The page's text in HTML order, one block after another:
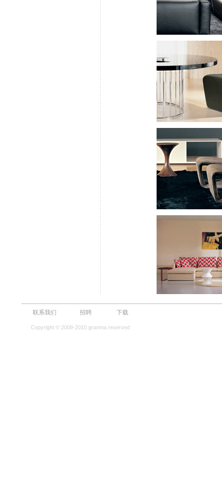
联系我们 招聘 下载
Copyright © 2009-2010 granma reserved